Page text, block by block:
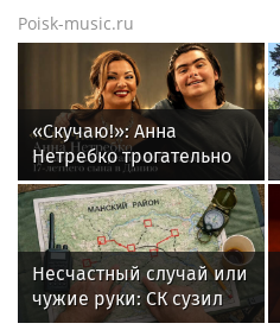
Poisk-music.ru
«Скучаю!»: Анна
Нетребко трогательно
отреагировала на
отъезд 17-летнего сына
в Данию
Несчастный случай или
чужие руки: СК сузил
загадку Усольцевых до